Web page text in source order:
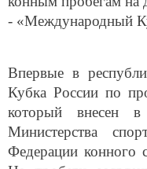
- «Международный
Кубка России по
который внесен
Министерства
Федерации конного
На пробеги